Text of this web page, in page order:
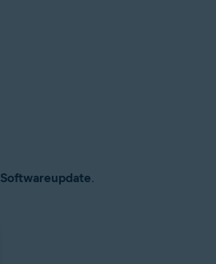
Softwareupdate.